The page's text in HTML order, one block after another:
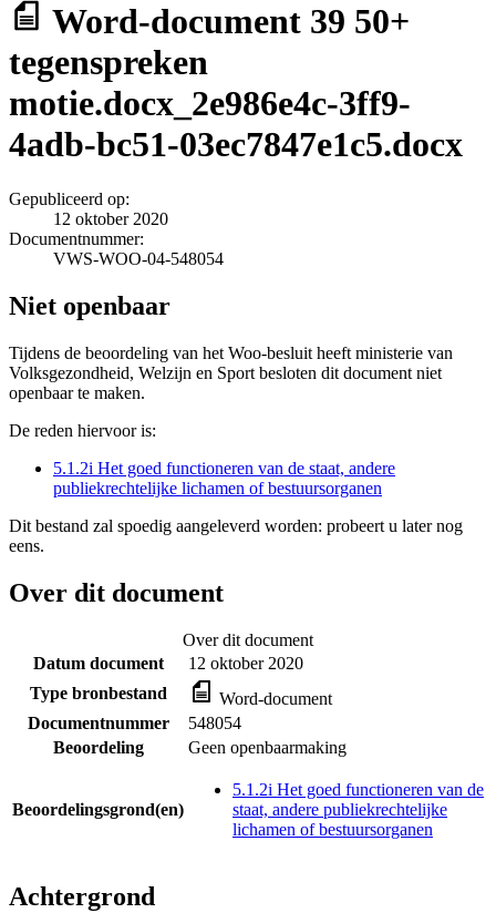
Word-document 39 50+
tegenspreken
motie.docx_2e986e4c-3ff9-
4adb-bc51-03ec7847e1c5.docx
Gepubliceerd op:
12 oktober 2020
Documentnummer:
VWS-WOO-04-548054
Niet openbaar
Tijdens de beoordeling van het Woo-besluit heeft ministerie van
Volksgezondheid, Welzijn en Sport besloten dit document niet
openbaar te maken.
De reden hiervoor is:
5.1.2i Het goed functioneren van de staat, andere
publiekrechtelijke lichamen of bestuursorganen
Dit bestand zal spoedig aangeleverd worden: probeert u later nog
eens.
Over dit document
Over dit document
Datum document
12 oktober 2020
Type bronbestand
Word-document
Documentnummer
548054
Beoordeling
Geen openbaarmaking
Beoordelingsgrond(en)
5.1.2i Het goed functioneren van de
staat, andere publiekrechtelijke
lichamen of bestuursorganen
Achtergrond